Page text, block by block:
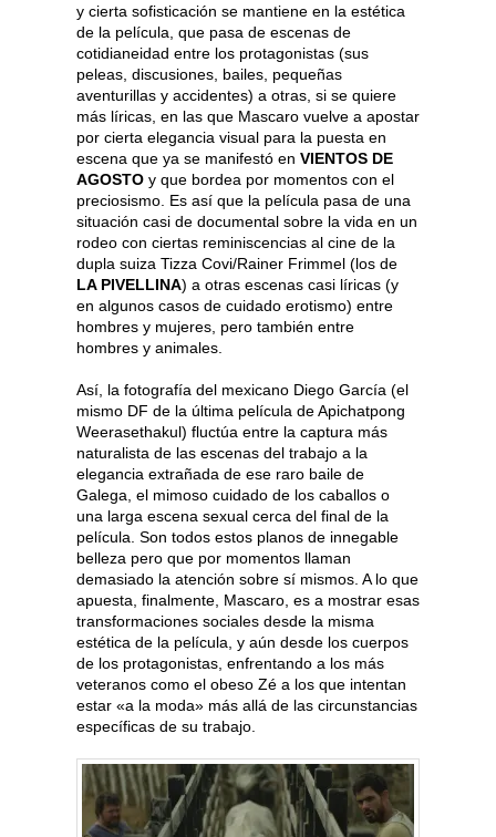
y cierta sofisticación se mantiene en la estética
de la película, que pasa de escenas de
cotidianeidad entre los protagonistas (sus
peleas, discusiones, bailes, pequeñas
aventurillas y accidentes) a otras, si se quiere
más líricas, en las que Mascaro vuelve a apostar
por cierta elegancia visual para la puesta en
escena que ya se manifestó en VIENTOS DE
AGOSTO y que bordea por momentos con el
preciosismo. Es así que la película pasa de una
situación casi de documental sobre la vida en un
rodeo con ciertas reminiscencias al cine de la
dupla suiza Tizza Covi/Rainer Frimmel (los de
LA PIVELLINA) a otras escenas casi líricas (y
en algunos casos de cuidado erotismo) entre
hombres y mujeres, pero también entre
hombres y animales.
Así, la fotografía del mexicano Diego García (el
mismo DF de la última película de Apichatpong
Weerasethakul) fluctúa entre la captura más
naturalista de las escenas del trabajo a la
elegancia extrañada de ese raro baile de
Galega, el mimoso cuidado de los caballos o
una larga escena sexual cerca del final de la
película. Son todos estos planos de innegable
belleza pero que por momentos llaman
demasiado la atención sobre sí mismos. A lo que
apuesta, finalmente, Mascaro, es a mostrar esas
transformaciones sociales desde la misma
estética de la película, y aún desde los cuerpos
de los protagonistas, enfrentando a los más
veteranos como el obeso Zé a los que intentan
estar «a la moda» más allá de las circunstancias
específicas de su trabajo.